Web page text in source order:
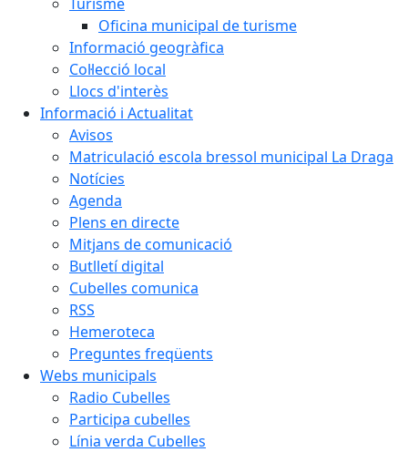
Oficina municipal de turisme
Informació geogràfica
Col·lecció local
Llocs d'interès
Informació i Actualitat
Avisos
Matriculació escola bressol municipal La Draga
Notícies
Agenda
Plens en directe
Mitjans de comunicació
Butlletí digital
Cubelles comunica
RSS
Hemeroteca
Preguntes freqüents
Webs municipals
Radio Cubelles
Participa cubelles
Línia verda Cubelles